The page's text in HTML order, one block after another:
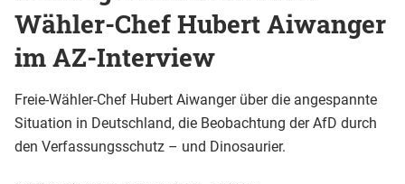
Wähler-Chef Hubert Aiwanger
im AZ-Interview
Freie-Wähler-Chef Hubert Aiwanger über die angespannte
Situation in Deutschland, die Beobachtung der AfD durch
den Verfassungsschutz – und Dinosaurier.